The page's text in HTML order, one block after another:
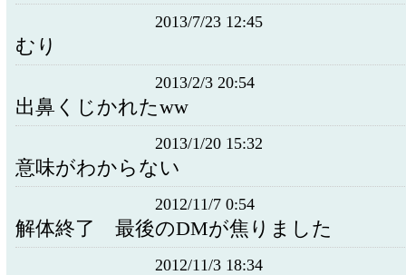
2013/7/23 12:45
むり
2013/2/3 20:54
出鼻くじかれたww
2013/1/20 15:32
意味がわからない
2012/11/7 0:54
解体終了 最後のDMが焦りました
2012/11/3 18:34